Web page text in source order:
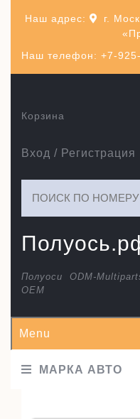
Наш телефон: +7-
Наш адрес:
г.
Полуоси ODM-
ОЕМ
Вход / Регистрация
Корзина
Menu
МАРКА АВТО